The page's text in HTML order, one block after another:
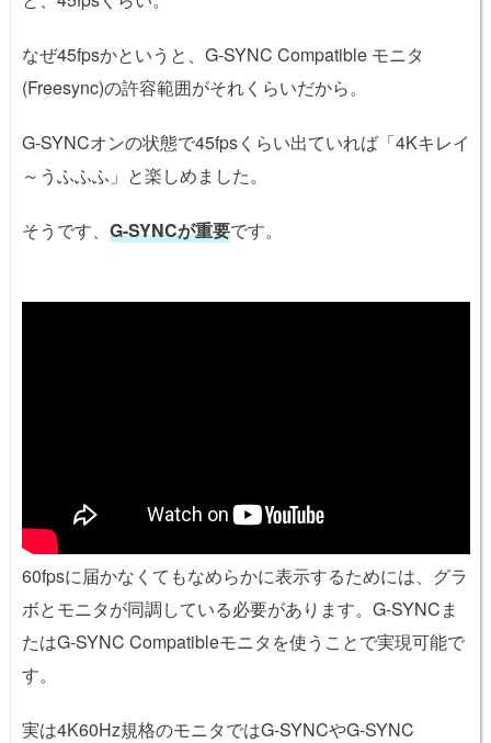
なぜ45fpsかというと、G-SYNC Compatible モニタ
(Freesync)の許容範囲がそれくらいだから。
G-SYNCオンの状態で45fpsくらい出ていれば「4Kキレイ
～うふふふ」と楽しめました。
そうです、 G-SYNCが重要です。
60fpsに届かなくてもなめらかに表示するためには、グラ
ボとモニタが同調している必要があります。G-SYNCま
たはG-SYNC Compatibleモニタを使うことで実現可能で
す。
実は4K60Hz規格のモニタではG-SYNCやG-SYNC